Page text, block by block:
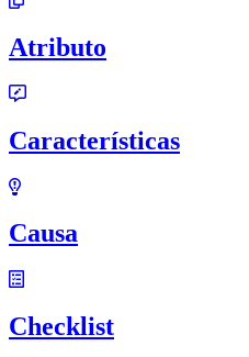
Atributo
Características
Causa
Checklist